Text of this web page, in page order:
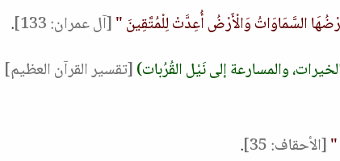
السَّمَاوَاتُ وَالْأَرْضُ أُعِدَّتْ لِلْمُتَّقِينَ "[آل عمران: 133]
.
والمسارعة إلى نَيْل القُرُبات)[تقسير القرآن العظيم]
"[الأحقاف: 35]
.